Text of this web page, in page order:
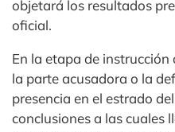
objetará los resultados
oficial.
En la etapa de instrucción
la parte acusadora o la
presencia en el estrado
conclusiones a las cuales